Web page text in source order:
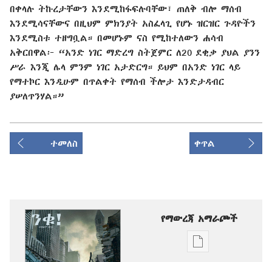
በቀላሉ ትኩረታቸውን እንደሚከፋፍሉባቸው፣ ጠለቅ ብሎ ማሰብ
እንደሚሳናቸውና በዚህም ምክንያት አስፈላጊ የሆኑ ዝርዝር ጉዳዮችን
እንደሚስቱ ተዘግቧል። በመሆኑም ናስ የሚከተለውን ሐሳብ
አቅርበዋል፦ “አንድ ነገር ማድረግ ስትጀምር ለ20 ደቂቃ ያህል ያንን
ሥራ እንጂ ሌላ ምንም ነገር አታድርግ። ይህም በአንድ ነገር ላይ
የማተኮር እንዲሁም በጥልቀት የማሰብ ችሎታ እንድታዳብር
ያሠለጥንሃል።”
ተመለስ ቀጥል
የማውረጃ አማራጮች
የሕትመት